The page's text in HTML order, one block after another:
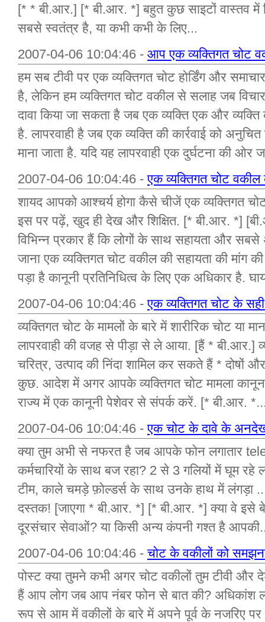
[* * बी.आर.] [* बी.आर. *] बहुत कुछ साइटों वास्तव में
सबसे स्वतंत्र है, या कभी कभी के लिए...
2007-04-06 10:04:46 - आप एक व्यक्तिगत चोट
हम सब टीवी पर एक व्यक्तिगत चोट होर्डिंग और
है, लेकिन हम व्यक्तिगत चोट वकील से सलाह जब
दावा किया जा सकता है जब एक व्यक्ति एक और
है. लापरवाही है जब एक व्यक्ति की कार्रवाई को
माना जाता है. यदि यह लापरवाही एक दुर्घटना की ओर
2007-04-06 10:04:46 -एक व्यक्तिगत चोट वकील
शायद आपको आश्चर्य होगा कैसे चीजें एक व्यक्तिगत
इस पर पढ़ें, खुद ही देख और शिक्षित. [* बी.आर. *]
विभिन्न प्रकार हैं कि लोगों के साथ सहायता और
जाना एक व्यक्तिगत चोट वकील की सहायता की मांग
पड़ा है कानूनी प्रतिनिधित्व के लिए एक अधिकार है.
2007-04-06 10:04:46 -एक व्यक्तिगत चोट के सही
व्यक्तिगत चोट के मामलों के बारे में शारीरिक चोट या
लापरवाही की वजह से पीड़ा से ले आया. [हैं * बी.आर.]
चरित्र, उत्पाद की निंदा शामिल कर सकते हैं * दोषों
कुछ. आदेश में अगर आपके व्यक्तिगत चोट मामला
राज्य में एक कानूनी पेशेवर से संपर्क करें. [* बी.आर.
2007-04-06 10:04:46 -एक चोट के दावे के
क्या तुम अभी से नफरत है जब आपके फोन लगातार
कर्मचारियों के साथ बज रहा? 2 से 3 गलियों में घूम
टीम, काले चमड़े फ़ोल्डर्स के साथ उनके हाथ में
दस्तक! [जाएगा * बी.आर. *] [* बी.आर. *] क्या वे इसे
दूरसंचार सेवाओं? या किसी अन्य कंपनी गश्त है
2007-04-06 10:04:46 -चोट के वकीलों को
पोस्ट क्या तुमने कभी अगर चोट वकीलों तुम टीवी और
हैं आप लोग जब आप नंबर फोन से बात की? अधिकांश
रूप से आम में वकीलों के बारे में अपने पूर्व के नजरिए पर